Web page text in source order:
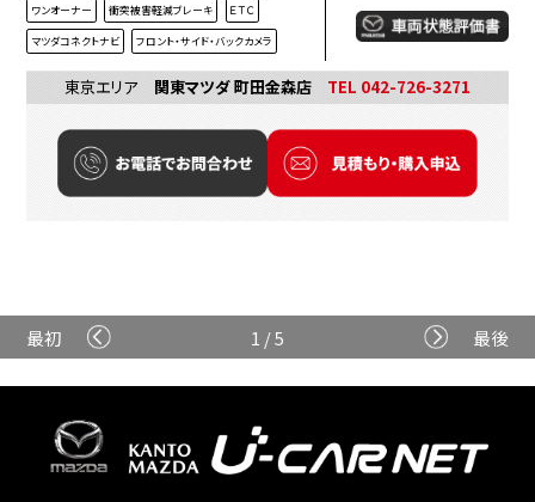
ワンオーナー 衝突被害軽減ブレーキ ＥＴＣ
マツダコネクトナビ フロント・サイド・バックカメラ
東京エリア 関東マツダ 町田金森店 TEL 042-726-3271
最初 1 / 5 最後